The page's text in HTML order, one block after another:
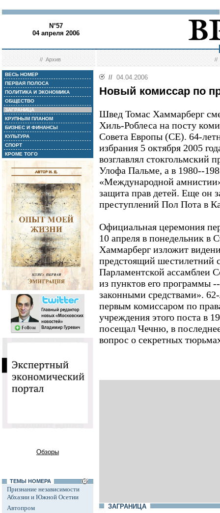
N°57
04 апреля 2006
//Архив //
ВЕСЬ НОМЕР
ПЕРВАЯ ПОЛОСА
ПОЛИТИКА И ЭКОНОМИКА
ОБЩЕСТВО
ЗАГРАНИЦА
КРУПНЫМ ПЛАНОМ
БИЗНЕС И ФИНАНСЫ
КУЛЬТУРА
СПОРТ
КРОМЕ ТОГО
Обзоры
ТЕМЫ НОМЕРА
Признание независимости
Абхазии и Южной Осетии
Автопром
// 04.04.2006
Новый комиссар по
Швед Томас Хаммарберг
Хиль-Роблеса на посту
Совета Европы (СЕ). 64-
избрания 5 октября 2005
возглавлял стокгольмский
Улофа Пальме, а в 1980--
«Международной
защита прав детей. Еще он
преступлений Пол Пота в
Официальная церемония
10 апреля в понедельник в
Хаммарберг изложит
предстоящий шестилетний
Парламентской
из пунктов его программы
законными средствами».
первым комиссаром по
учреждения этого поста в
посещал Чечню, в
вопрос о секретных
ЗАГРАНИЦА